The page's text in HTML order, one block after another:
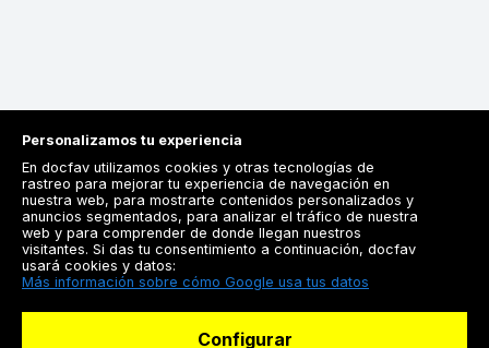
Registrarse
Docfav
Personalizamos tu experiencia
En docfav utilizamos cookies y otras tecnologías de
rastreo para mejorar tu experiencia de navegación en
nuestra web, para mostrarte contenidos personalizados y
anuncios segmentados, para analizar el tráfico de nuestra
web y para comprender de donde llegan nuestros
visitantes. Si das tu consentimiento a continuación, docfav
usará cookies y datos:
Más información sobre cómo Google usa tus datos
Configurar